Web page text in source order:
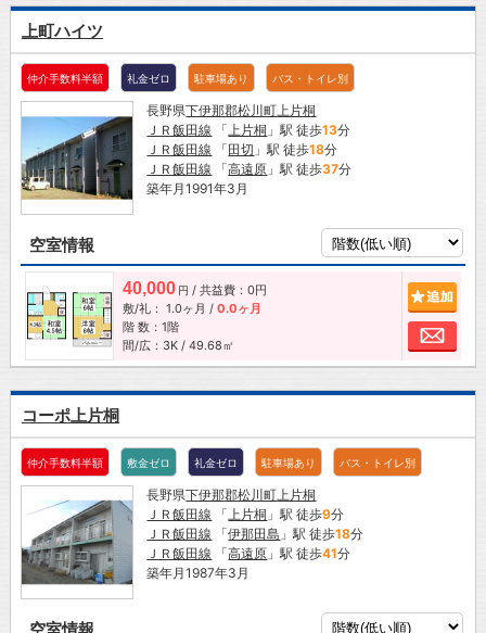
上町ハイツ
仲介手数料半額 礼金ゼロ 駐車場あり バス・トイレ別
長野県下伊那郡松川町上片桐
ＪＲ飯田線 「上片桐 」駅 徒歩13分
ＪＲ飯田線 「田切 」駅 徒歩18分
ＪＲ飯田線 「高遠原 」駅 徒歩37分
築年月1991年3月
空室情報
40,000 円 / 共益費：0円
敷/礼： 1.0ヶ月 / 0.0ヶ月
階 数：1階
間/広：3K / 49.68㎡
お
コーポ上片桐
仲介手数料半額 敷金ゼロ 礼金ゼロ 駐車場あり バス・トイレ別
長野県下伊那郡松川町上片桐
ＪＲ飯田線 「上片桐 」駅 徒歩9分
ＪＲ飯田線 「伊那田島 」駅 徒歩18分
ＪＲ飯田線 「高遠原 」駅 徒歩41分
築年月1987年3月
空室情報